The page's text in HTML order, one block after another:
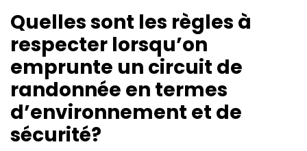
Quelles sont les règles à
respecter lorsqu’on
emprunte un circuit de
randonnée en termes
d’environnement et de
sécurité?